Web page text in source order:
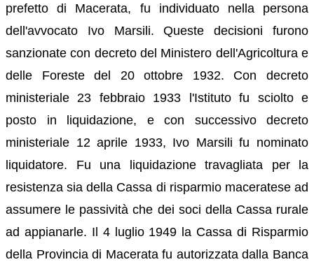
prefetto di Macerata, fu individuato nella persona
dell'avvocato Ivo Marsili. Queste decisioni furono
sanzionate con decreto del Ministero dell'Agricoltura e
delle Foreste del 20 ottobre 1932. Con decreto
ministeriale 23 febbraio 1933 l'Istituto fu sciolto e
posto in liquidazione, e con successivo decreto
ministeriale 12 aprile 1933, Ivo Marsili fu nominato
liquidatore. Fu una liquidazione travagliata per la
resistenza sia della Cassa di risparmio maceratese ad
assumere le passività che dei soci della Cassa rurale
ad appianarle. Il 4 luglio 1949 la Cassa di Risparmio
della Provincia di Macerata fu autorizzata dalla Banca